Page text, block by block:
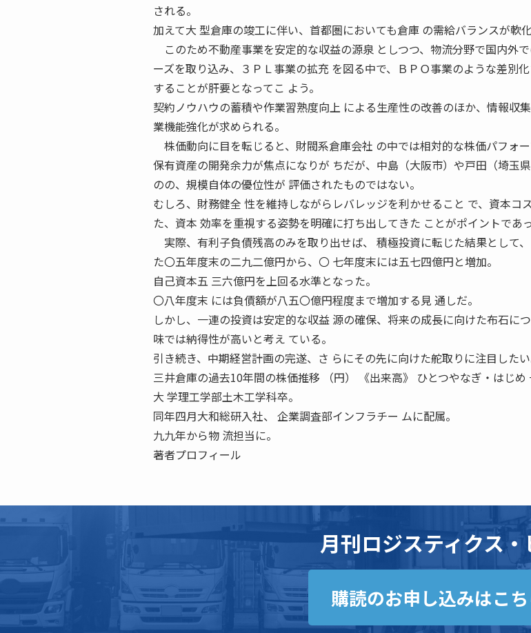
される。
加えて大 型倉庫の竣工に伴い、首都圏においても倉庫 の需給バランスが軟化
このため不動産事業を安定的な収益の源泉 としつつ、物流分野で国内外
ーズを取り込み、３ＰＬ事業の拡充 を図る中で、ＢＰＯ事業のような差別
することが肝要となってこ よう。
契約ノウハウの蓄積や作業習熟度向上 による生産性の改善のほか、情報収
業機能強化が求められる。
株価動向に目を転じると、財閥系倉庫会社 の中では相対的な株価パフォー
保有資産の開発余力が焦点になりが ちだが、中島（大阪市）や戸田（埼玉
のの、規模自体の優位性が 評価されたものではない。
むしろ、財務健全 性を維持しながらレバレッジを利かせること で、資本コ
た、資本 効率を重視する姿勢を明確に打ち出してきた ことがポイントであ
実際、有利子負債残高のみを取り出せば、 積極投資に転じた結果として
た〇五年度末の二九二億円から、〇 七年度末には五七四億円と増加。
自己資本五 三六億円を上回る水準となった。
〇八年度末 には負債額が八五〇億円程度まで増加する見 通しだ。
しかし、一連の投資は安定的な収益 源の確保、将来の成長に向けた布石に
味では納得性が高いと考え ている。
引き続き、中期経営計画の完遂、さ らにその先に向けた舵取りに注目したい
三井倉庫の過去10年間の株価推移 （円） 《出来高》 ひとつやなぎ・はじ
大 学理工学部土木工学科卒。
同年四月大和総研入社、 企業調査部インフラチー ムに配属。
九九年から物 流担当に。
著者プロフィール
月刊ロジスティクス
購読のお申し込みはこ